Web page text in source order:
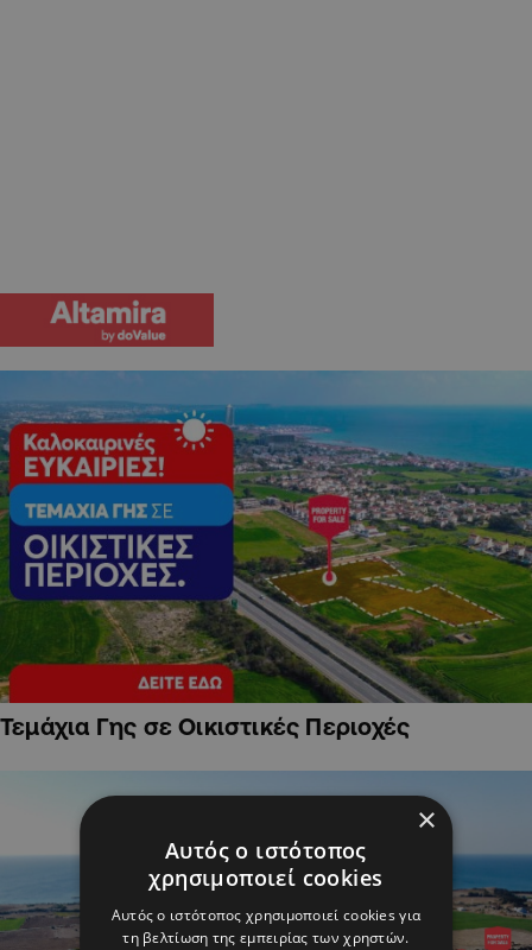
Τεμάχια Γης σε Οικιστικές Περιοχές
×
Αυτός ο ιστότοπος
χρησιμοποιεί cookies
Αυτός ο ιστότοπος χρησιμοποιεί cookies για
τη βελτίωση της εμπειρίας των χρηστών.